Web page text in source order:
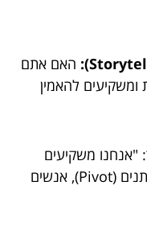
האם אתם
ומשקיעים להאמין
"אנחנו משקיעים
באנשים, לא ברעיונות. רעיונות משתנים (Pivot), אנשים